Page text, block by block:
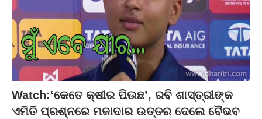
Watch:‘କେତେ କ୍ଷୀର ପିଉଛ’, ରବି ଶାସ୍ତ୍ରୀଙ୍କ
ଏମିତି ପ୍ରଶ୍ନରେ ମଜାଦାର ଉତ୍ତର ଦେଲେ ବୈଭବ